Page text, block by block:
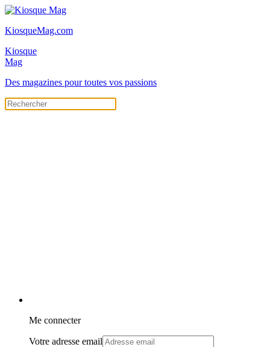
KiosqueMag.com
Kiosque
Mag
Des magazines pour toutes vos passions
Me connecter
Votre adresse email